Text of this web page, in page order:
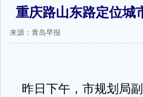
重庆路山东路定位城
来源：青岛早报
昨日下午，市规划局